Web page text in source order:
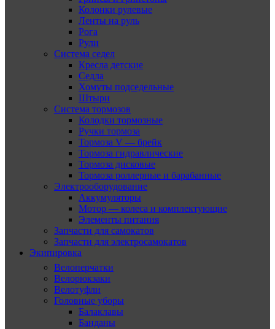
Колонки рулевые
Ленты на руль
Рога
Рули
Система седел
Кресла детские
Седла
Хомуты подседельные
Штыри
Система тормозов
Колодки тормозные
Ручки тормоза
Тормоза V — брейк
Тормоза гидравлические
Тормоза дисковые
Тормоза роллерные и барабанные
Электрооборудование
Аккумуляторы
Мотор — колеса и комплектующие
Элементы питания
Запчасти для самокатов
Запчасти для электросамокатов
Экипировка
Велоперчатки
Велорюкзаки
Велотуфли
Головные уборы
Балаклавы
Банданы